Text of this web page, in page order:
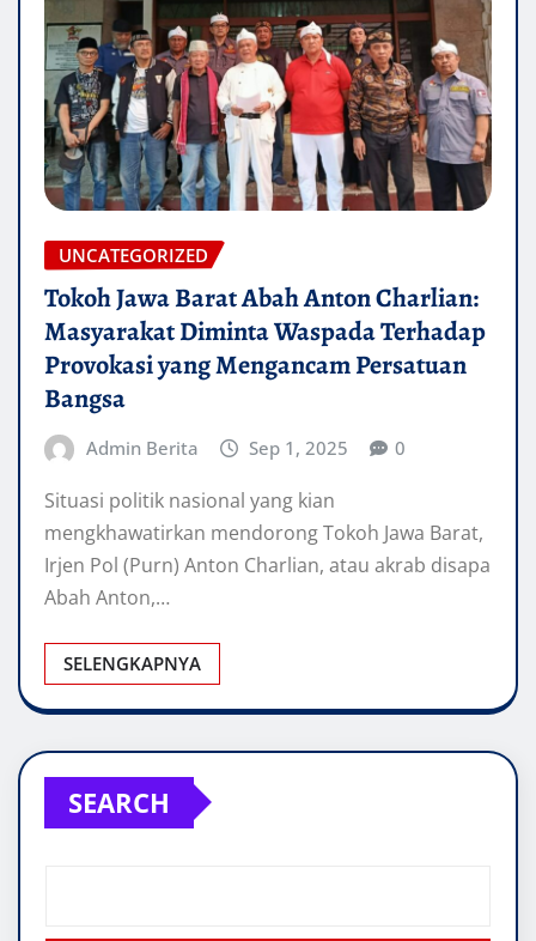
UNCATEGORIZED
Tokoh Jawa Barat Abah Anton Charlian:
Masyarakat Diminta Waspada Terhadap
Provokasi yang Mengancam Persatuan
Bangsa
Admin Berita Sep 1, 2025 0
Situasi politik nasional yang kian
mengkhawatirkan mendorong Tokoh Jawa Barat,
Irjen Pol (Purn) Anton Charlian, atau akrab disapa
Abah Anton,…
SELENGKAPNYA
SEARCH